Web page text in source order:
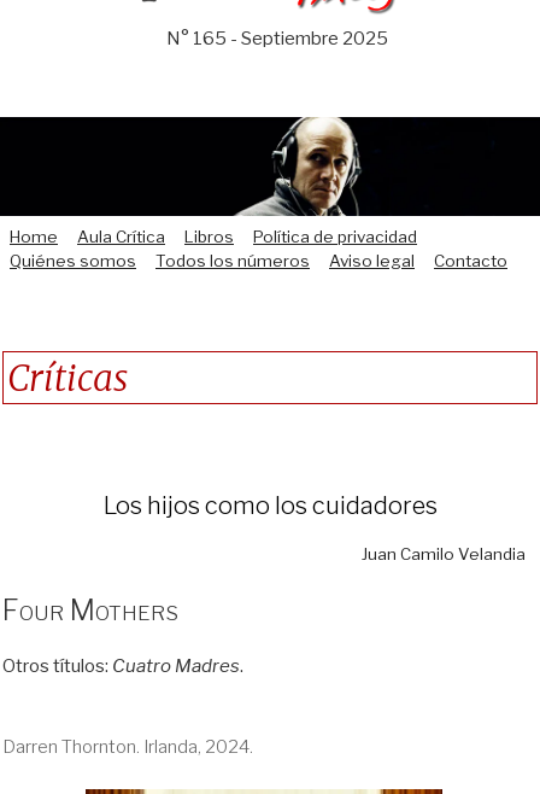
N° 165 - Septiembre 2025
Home Aula Crítica Libros
Política de privacidad
Quiénes somos
Todos los números Aviso legal Contacto
Críticas
Los hijos como los cuidadores
Juan Camilo Velandia
Four Mothers
Otros títulos: Cuatro Madres.
Darren Thornton. Irlanda, 2024.